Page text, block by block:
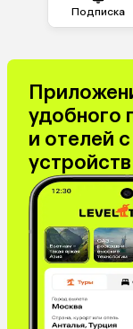
Подписка
удобного
и отелей
устройств